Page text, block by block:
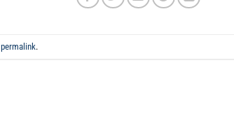
permalink.